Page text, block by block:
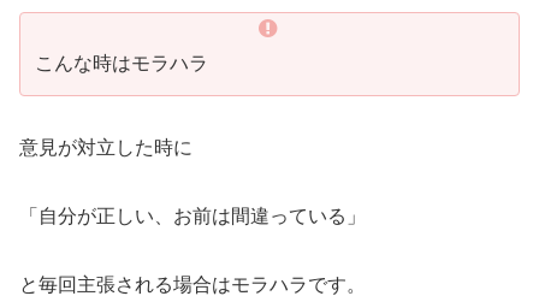
こんな時はモラハラ
意見が対立した時に
「自分が正しい、お前は間違っている」
と毎回主張される場合はモラハラです。